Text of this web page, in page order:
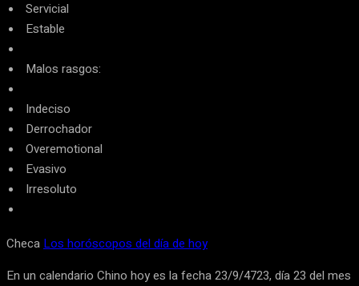
Servicial
Estable
Malos rasgos:
Indeciso
Derrochador
Overemotional
Evasivo
Irresoluto
Checa Los horóscopos del día de hoy
En un calendario Chino hoy es la fecha 23/9/4723, día 23 del mes